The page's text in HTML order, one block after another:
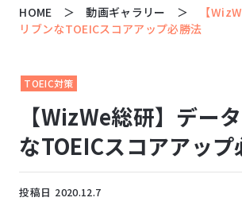
HOME 動画ギャラリー
【
リブンなTOEICスコアアップ必勝法
TOEIC対策
【WizWe総研】デー
なTOEICスコアアップ
投稿日 2020.12.7